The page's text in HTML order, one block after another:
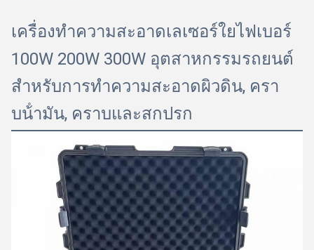
เครื่องทําความสะอาดเลเซอร์ใยไฟเบอร์
100W 200W 300W อุตสาหกรรมรถยนต์
สําหรับการทําความสะอาดผิวดิน, ครา
บน้ํามัน, คราบและสกปรก